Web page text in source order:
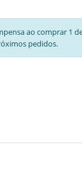
ao comprar 1
pedidos.